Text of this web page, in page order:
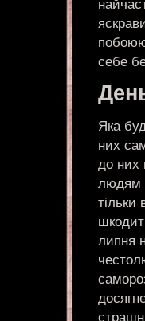
себе
Яка
них
до них
людям
липня